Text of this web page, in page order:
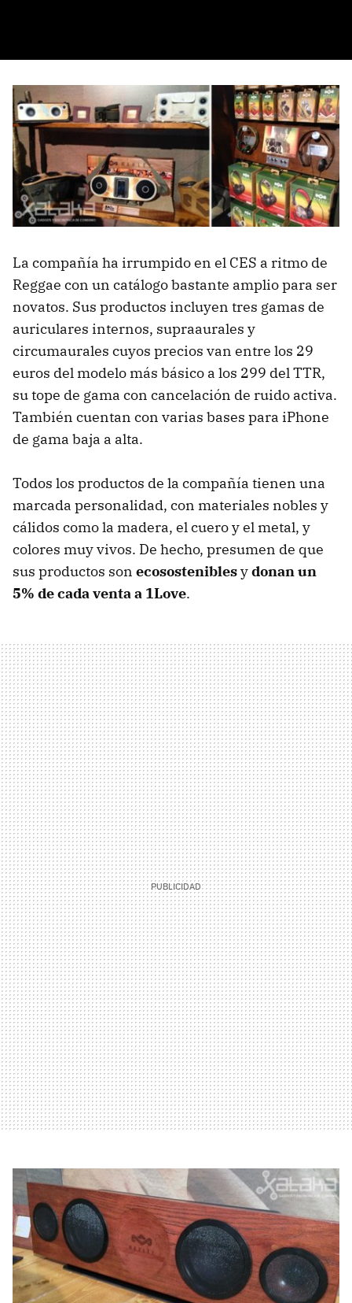
La compañía ha irrumpido en el CES a ritmo de
Reggae con un catálogo bastante amplio para ser
novatos. Sus productos incluyen tres gamas de
auriculares internos, supraaurales y
circumaurales cuyos precios van entre los 29
euros del modelo más básico a los 299 delTTR,
su tope de gama con cancelación de ruido activa.
También cuentan con varias bases para iPhone
de gama baja a alta.
Todos los productos de la compañía tienen una
marcada personalidad, con materiales nobles y
cálidos como la madera, el cuero y el metal, y
colores muy vivos. De hecho, presumen de que
sus productos son ecososteniblesydonan un
5% de cada venta a 1Love.